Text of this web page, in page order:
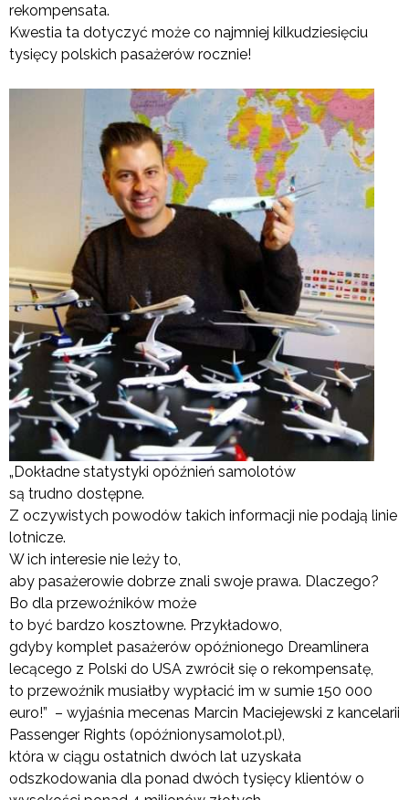
rekompensata.
Kwestia ta dotyczyć może co najmniej kilkudziesięciu
tysięcy polskich pasażerów rocznie!
„Dokładne statystyki opóźnień samolotów
są trudno dostępne.
Z oczywistych powodów takich informacji nie podają linie
lotnicze.
W ich interesie nie leży to,
aby pasażerowie dobrze znali swoje prawa. Dlaczego?
Bo dla przewoźników może
to być bardzo kosztowne. Przykładowo,
gdyby komplet pasażerów opóźnionego Dreamlinera
lecącego z Polski do USA zwrócił się o rekompensatę,
to przewoźnik musiałby wypłacić im w sumie 150 000
euro!” – wyjaśnia mecenas Marcin Maciejewski z kancelarii
Passenger Rights (opóźnionysamolot.pl),
która w ciągu ostatnich dwóch lat uzyskała
odszkodowania dla ponad dwóch tysięcy klientów o